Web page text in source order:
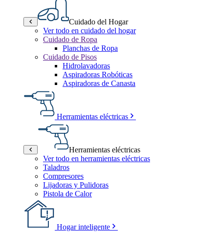
Cuidado del Hogar
Ver todo en cuidado del hogar
Cuidado de Ropa
Planchas de Ropa
Cuidado de Pisos
Hidrolavadoras
Aspiradoras Robóticas
Aspiradoras de Canasta
Herramientas eléctricas
Herramientas eléctricas
Ver todo en herramientas eléctricas
Taladros
Compresores
Lijadoras y Pulidoras
Pistola de Calor
Hogar inteligente